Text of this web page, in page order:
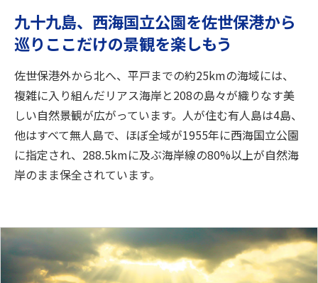
閉じる
九十九島、西海国立公園を佐世保港から
巡りここだけの景観を楽しもう
佐世保港外から北へ、平戸までの約25kmの海域には、
複雑に入り組んだリアス海岸と208の島々が織りなす美
しい自然景観が広がっています。人が住む有人島は4島、
他はすべて無人島で、ほぼ全域が1955年に西海国立公園
に指定され、288.5kmに及ぶ海岸線の80%以上が自然海
岸のまま保全されています。